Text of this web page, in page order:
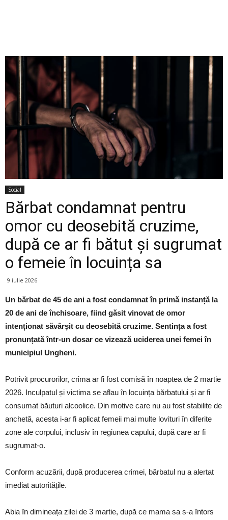
Social
Bărbat condamnat pentru
omor cu deosebită cruzime,
după ce ar fi bătut și sugrumat
o femeie în locuința sa
9 iulie 2026
Un bărbat de 45 de ani a fost condamnat în primă instanță la
20 de ani de închisoare, fiind găsit vinovat de omor
intenționat săvârșit cu deosebită cruzime. Sentința a fost
pronunțată într-un dosar ce vizează uciderea unei femei în
municipiul Ungheni.
Potrivit procurorilor, crima ar fi fost comisă în noaptea de 2 martie
2026. Inculpatul și victima se aflau în locuința bărbatului și ar fi
consumat băuturi alcoolice. Din motive care nu au fost stabilite de
anchetă, acesta i-ar fi aplicat femeii mai multe lovituri în diferite
zone ale corpului, inclusiv în regiunea capului, după care ar fi
sugrumat-o.
Conform acuzării, după producerea crimei, bărbatul nu a alertat
imediat autoritățile.
Abia în dimineața zilei de 3 martie, după ce mama sa s-a întors